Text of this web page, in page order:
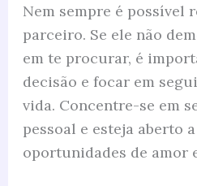
Nem sempre é possível
parceiro. Se ele não
em te procurar, é
decisão e focar em
vida. Concentre-se em
pessoal e esteja aberto
oportunidades de amor